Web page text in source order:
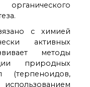
с химией
активных
методы
природных
(терпеноидов,